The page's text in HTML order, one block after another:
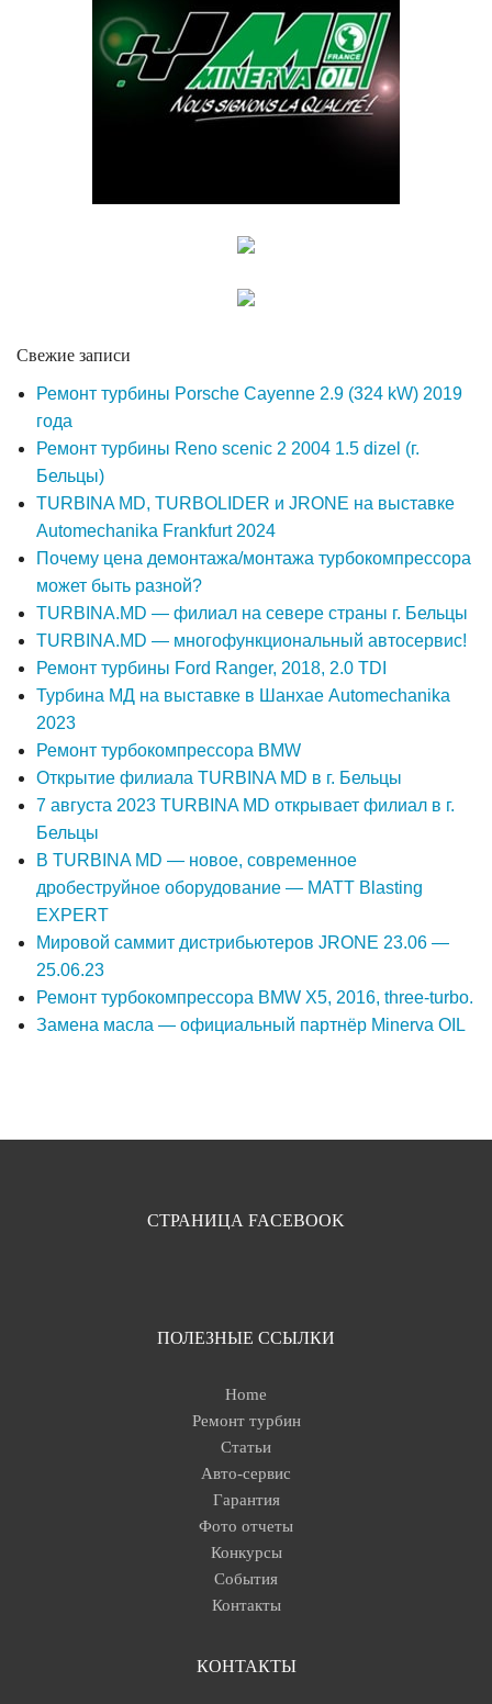
Свежие записи
Ремонт турбины Porsche Cayenne 2.9 (324 kW) 2019
года
Ремонт турбины Reno scenic 2 2004 1.5 dizel (г.
Бельцы)
TURBINA MD, TURBOLIDER и JRONE на выставке
Automechanika Frankfurt 2024
Почему цена демонтажа/монтажа турбокомпрессора
может быть разной?
TURBINA.MD — филиал на севере страны г. Бельцы
TURBINA.MD — многофункциональный автосервис!
Ремонт турбины Ford Ranger, 2018, 2.0 TDI
Турбина МД на выставке в Шанхае Automechanika
2023
Ремонт турбокомпрессора BMW
Открытие филиала TURBINA MD в г. Бельцы
7 августа 2023 TURBINA MD открывает филиал в г.
Бельцы
В TURBINA MD — новое, современное
дробеструйное оборудование — MATT Blasting
EXPERT
Мировой саммит дистрибьютеров JRONE 23.06 —
25.06.23
Ремонт турбокомпрессора BMW X5, 2016, three-turbo.
Замена масла — официальный партнёр Minerva OIL
СТРАНИЦА FACEBOOK
ПОЛЕЗНЫЕ ССЫЛКИ
Home
Ремонт турбин
Статьи
Авто-сервис
Гарантия
Фото отчеты
Конкурсы
События
Контакты
КОНТАКТЫ